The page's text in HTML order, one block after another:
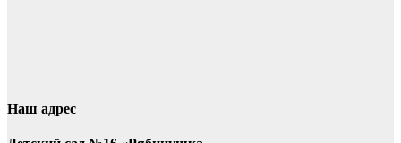
Наш адрес